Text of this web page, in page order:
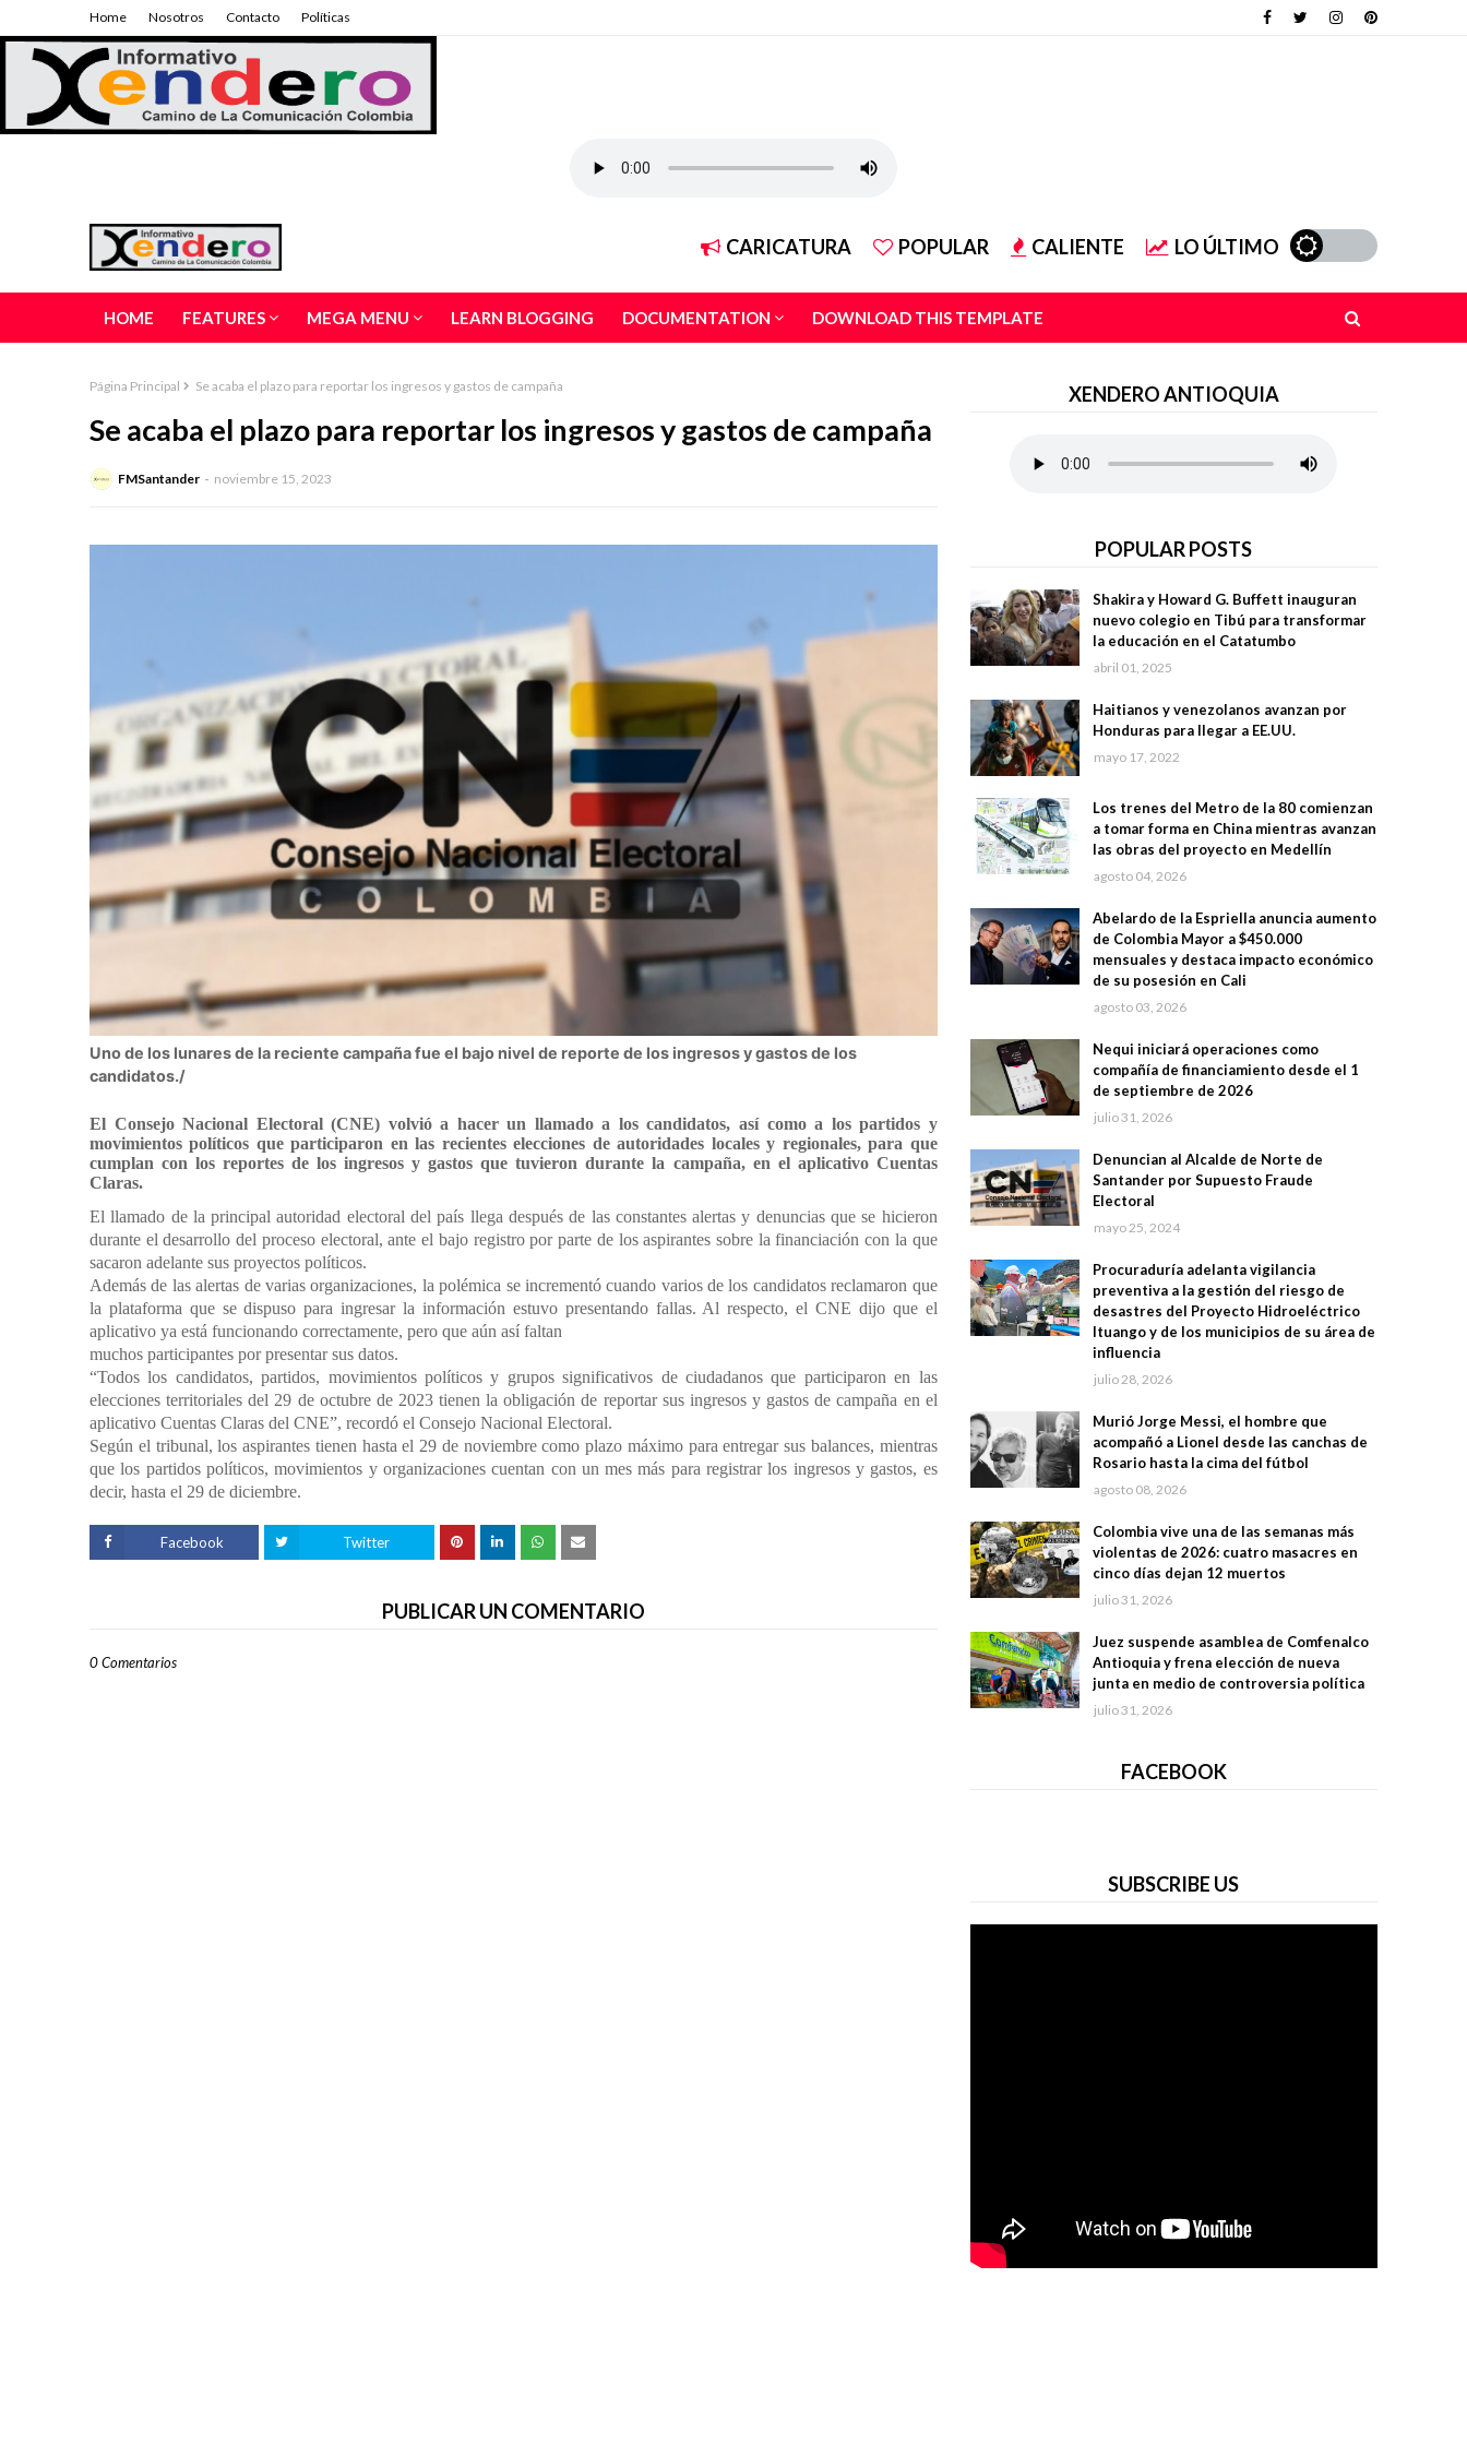
Home Nosotros Contacto Políticas
CARICATURA POPULAR CALIENTE LO ÚLTIMO
HOME FEATURES MEGA MENU LEARN BLOGGING DOCUMENTATION DOWNLOAD THIS TEMPLATE
Página Principal Se acaba el plazo para reportar los ingresos y gastos de campaña
Se acaba el plazo para reportar los ingresos y gastos de campaña
FMSantander noviembre 15, 2023
Uno de los lunares de la reciente campaña fue el bajo nivel de reporte de los ingresos y gastos de los
candidatos./
El Consejo Nacional Electoral (CNE) volvió a hacer un llamado a los candidatos, así como a los partidos y
movimientos políticos que participaron en las recientes elecciones de autoridades locales y regionales, para que
cumplan con los reportes de los ingresos y gastos que tuvieron durante la campaña, en el aplicativo Cuentas
Claras.
El llamado de la principal autoridad electoral del país llega después de las constantes alertas y denuncias que se hicieron
durante el desarrollo del proceso electoral, ante el bajo registro por parte de los aspirantes sobre la financiación con la que
sacaron adelante sus proyectos políticos.
Además de las alertas de varias organizaciones, la polémica se incrementó cuando varios de los candidatos reclamaron que
la plataforma que se dispuso para ingresar la información estuvo presentando fallas. Al respecto, el CNE dijo que el
aplicativo ya está funcionando correctamente, pero que aún así faltan
muchos participantes por presentar sus datos.
“Todos los candidatos, partidos, movimientos políticos y grupos significativos de ciudadanos que participaron en las
elecciones territoriales del 29 de octubre de 2023 tienen la obligación de reportar sus ingresos y gastos de campaña en el
aplicativo Cuentas Claras del CNE”, recordó el Consejo Nacional Electoral.
Según el tribunal, los aspirantes tienen hasta el 29 de noviembre como plazo máximo para entregar sus balances, mientras
que los partidos políticos, movimientos y organizaciones cuentan con un mes más para registrar los ingresos y gastos, es
decir, hasta el 29 de diciembre.
Facebook Twitter
PUBLICAR UN COMENTARIO
0 Comentarios
XENDERO ANTIOQUIA
POPULAR POSTS
Shakira y Howard G. Buffett inauguran
nuevo colegio en Tibú para transformar
la educación en el Catatumbo
abril 01, 2025
Haitianos y venezolanos avanzan por
Honduras para llegar a EE.UU.
mayo 17, 2022
Los trenes del Metro de la 80 comienzan
a tomar forma en China mientras avanzan
las obras del proyecto en Medellín
agosto 04, 2026
Abelardo de la Espriella anuncia aumento
de Colombia Mayor a $450.000
mensuales y destaca impacto económico
de su posesión en Cali
agosto 03, 2026
Nequi iniciará operaciones como
compañía de financiamiento desde el 1
de septiembre de 2026
julio 31, 2026
Denuncian al Alcalde de Norte de
Santander por Supuesto Fraude
Electoral
mayo 25, 2024
Procuraduría adelanta vigilancia
preventiva a la gestión del riesgo de
desastres del Proyecto Hidroeléctrico
Ituango y de los municipios de su área de
influencia
julio 28, 2026
Murió Jorge Messi, el hombre que
acompañó a Lionel desde las canchas de
Rosario hasta la cima del fútbol
agosto 08, 2026
Colombia vive una de las semanas más
violentas de 2026: cuatro masacres en
cinco días dejan 12 muertos
julio 31, 2026
Juez suspende asamblea de Comfenalco
Antioquia y frena elección de nueva
junta en medio de controversia política
julio 31, 2026
FACEBOOK
SUBSCRIBE US